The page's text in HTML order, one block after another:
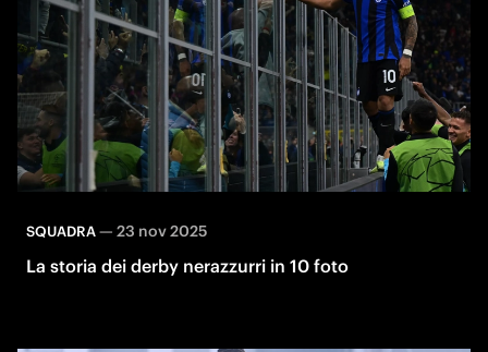
SQUADRA— 23 nov 2025
La storia dei derby nerazzurri in 10 foto